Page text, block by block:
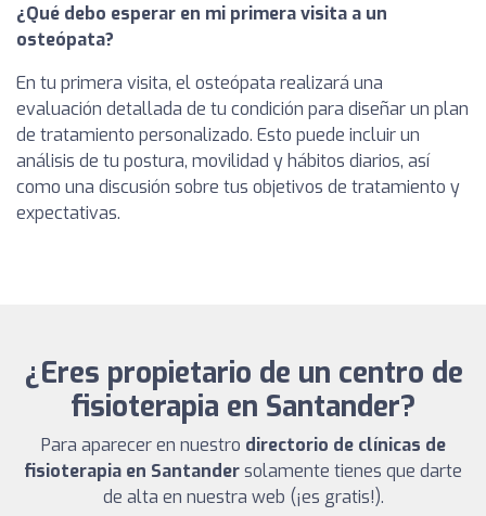
¿Qué debo esperar en mi primera visita a un
osteópata?
En tu primera visita, el osteópata realizará una
evaluación detallada de tu condición para diseñar un plan
de tratamiento personalizado. Esto puede incluir un
análisis de tu postura, movilidad y hábitos diarios, así
como una discusión sobre tus objetivos de tratamiento y
expectativas.
¿Eres propietario de un centro de
fisioterapia en Santander?
Para aparecer en nuestro directorio de clínicas de
fisioterapia en Santandersolamente tienes que darte
de alta en nuestra web (¡es gratis!).